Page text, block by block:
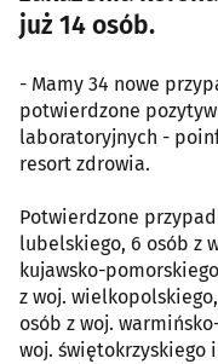
już 14 osób.
- Mamy 34 nowe
potwierdzone
laboratoryjnych -
resort zdrowia.
Potwierdzone
lubelskiego, 6 osób z
kujawsko-
z woj.
osób z woj.
woj. świętokrzyskiego